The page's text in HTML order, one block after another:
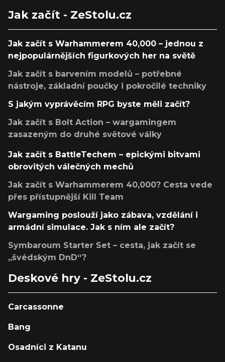
Jak začít - ZeStolu.cz
Jak začít s Warhammerem 40,000 – jednou z
nejpopulárnějších figurkových her na světě
Jak začít s barvením modelů – potřebné
nástroje, základní poučky i pokročilé techniky
S jakým vyprávěcím RPG byste měli začít?
Jak začít s Bolt Action – wargamingem
zasazeným do druhé světové války
Jak začít s BattleTechem – epickými bitvami
obrovitých válečných mechů
Jak začít s Warhammerem 40,000? Cesta vede
přes přístupnější Kill Team
Wargaming poslouží jako zábava, vzdělání i
armádní simulace. Jak s ním ale začít?
Symbaroum Starter Set – cesta, jak začít se
„švédským DnD“?
Deskové hry - ZeStolu.cz
Carcassonne
Bang
Osadníci z Katanu